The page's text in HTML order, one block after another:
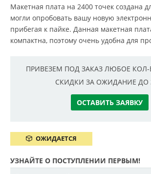
Макетная плата на 2400 точек создана
могли опробовать вашу новую
прибегая к пайке. Данная макетная
компактна, поэтому очень удобна для
ПРИВЕЗЕМ ПОД ЗАКАЗ ЛЮБОЕ
СКИДКИ ЗА ОЖИДАНИЕ ДО
ОСТАВИТЬ ЗАЯВКУ
ОЖИДАЕТСЯ
УЗНАЙТЕ О ПОСТУПЛЕНИИ ПЕРВЫМ!